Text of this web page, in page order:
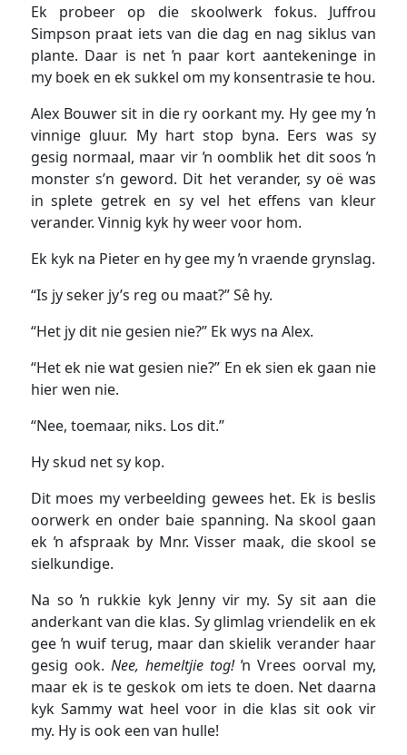
Ek probeer op die skoolwerk fokus. Juffrou
Simpson praat iets van die dag en nag siklus van
plante. Daar is net ŉ paar kort aantekeninge in
my boek en ek sukkel om my konsentrasie te hou.
Alex Bouwer sit in die ry oorkant my. Hy gee my ŉ
vinnige gluur. My hart stop byna. Eers was sy
gesig normaal, maar vir ŉ oomblik het dit soos ŉ
monster s’n geword. Dit het verander, sy oë was
in splete getrek en sy vel het effens van kleur
verander. Vinnig kyk hy weer voor hom.
Ek kyk na Pieter en hy gee my ŉ vraende grynslag.
“Is jy seker jy’s reg ou maat?” Sê hy.
“Het jy dit nie gesien nie?” Ek wys na Alex.
“Het ek nie wat gesien nie?” En ek sien ek gaan nie
hier wen nie.
“Nee, toemaar, niks. Los dit.”
Hy skud net sy kop.
Dit moes my verbeelding gewees het. Ek is beslis
oorwerk en onder baie spanning. Na skool gaan
ek ŉ afspraak by Mnr. Visser maak, die skool se
sielkundige.
Na so ŉ rukkie kyk Jenny vir my. Sy sit aan die
anderkant van die klas. Sy glimlag vriendelik en ek
gee ŉ wuif terug, maar dan skielik verander haar
gesig ook.Nee, hemeltjie tog!ŉ Vrees oorval my,
maar ek is te geskok om iets te doen. Net daarna
kyk Sammy wat heel voor in die klas sit ook vir
my. Hy is ook een van hulle!